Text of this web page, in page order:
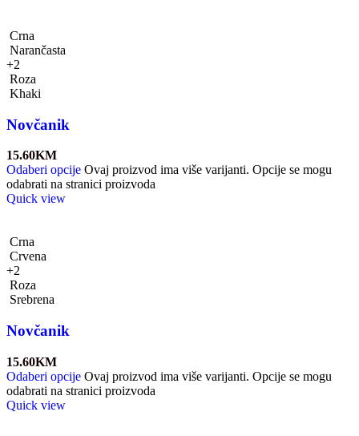
Crna
Narančasta
+2
Roza
Khaki
Novčanik
15.60KM
Odaberi opcije Ovaj proizvod ima više varijanti. Opcije se mogu
odabrati na stranici proizvoda
Quick view
Crna
Crvena
+2
Roza
Srebrena
Novčanik
15.60KM
Odaberi opcije Ovaj proizvod ima više varijanti. Opcije se mogu
odabrati na stranici proizvoda
Quick view